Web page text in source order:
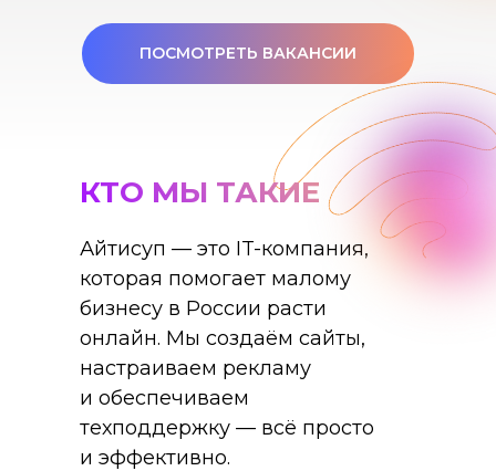
ПОСМОТРЕТЬ ВАКАНСИИ
КТО МЫ ТАКИЕ
Айтисуп — это IT-компания,
которая помогает малому
бизнесу в России расти
онлайн. Мы создаём сайты,
настраиваем рекламу
и обеспечиваем
техподдержку — всё просто
и эффективно.